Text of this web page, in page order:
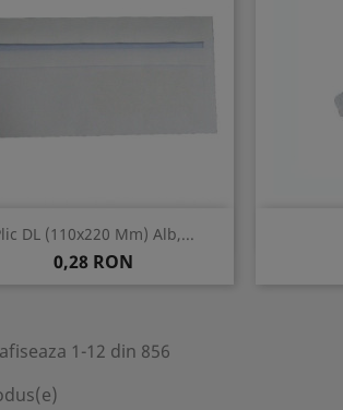
DL (110x220 Mm) Alb,...
Pret
0,28 RON
Vizualizare rapida
1-12 din 856